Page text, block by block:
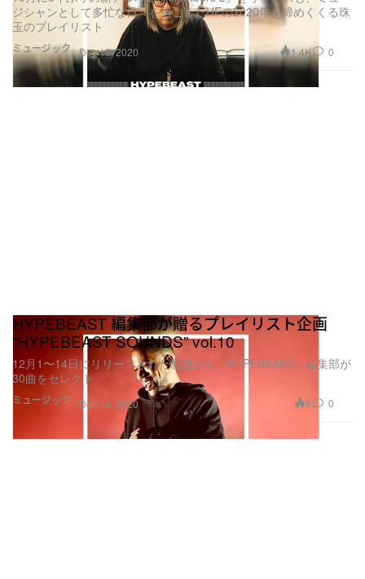
ミュージック
ジシャンとして多忙な日々を過ごしたHFの2020年を締めくくる珠
玉のプレイリスト
Dec 15, 2020 1.4K 0
ミュージック
HYPEBEAST 編集部が贈るプレイリスト企画
“HYPEBEAST SOUNDS” vol.10
12月1〜14日にリリースされた新譜から『HYPEBEAST』編集部が
30曲をセレクト
Dec 14, 2020 6 0